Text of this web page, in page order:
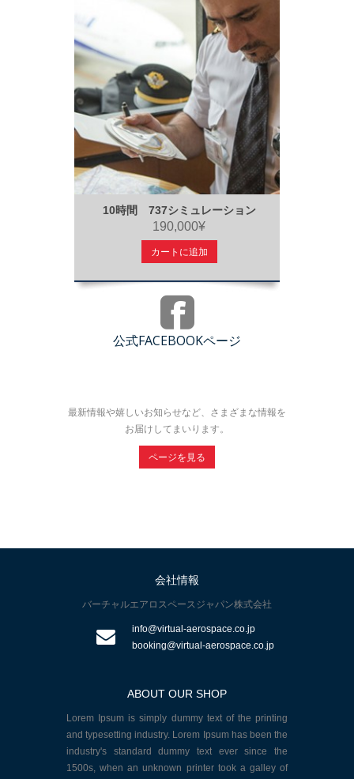
10時間 737シミュレーション
190,000¥
カートに追加
公式FACEBOOKページ
最新情報や嬉しいお知らせなど、さまざまな情報を
お届けしてまいります。
ページを見る
会社情報
バーチャルエアロスペースジャパン株式会社
info@virtual-aerospace.co.jp
booking@virtual-aerospace.co.jp
ABOUT OUR SHOP
Lorem Ipsum is simply dummy text of the printing
and typesetting industry. Lorem Ipsum has been the
industry's standard dummy text ever since the
1500s, when an unknown printer took a galley of